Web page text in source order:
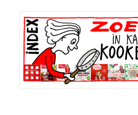
Primaire
Sidebar